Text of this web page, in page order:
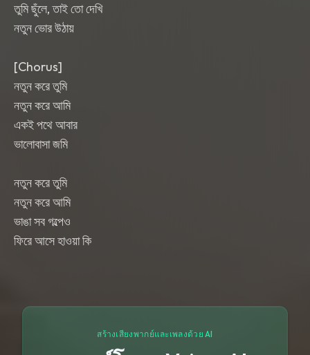
তুমি ছুঁলে, তাই তো দেখি
নতুন ভোর উঠায়
[Chorus]
নতুন করে তুমি
নতুন করে আমি
একই পথে আবার
ভালোবাসা জমি
নতুন করে তুমি
নতুন করে আমি
ভাঙা সব গল্পেও
ফিরে আসে হাওয়া কি
สร้างเสียงพากย์และเพลงด้วย AI